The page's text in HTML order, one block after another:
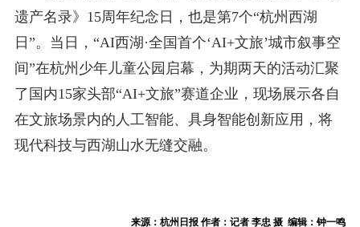
遗产名录》15周年纪念日，也是第7个“杭州西湖
日”。当日，“AI西湖·全国首个‘AI+文旅’城市叙事空
间”在杭州少年儿童公园启幕，为期两天的活动汇聚
了国内15家头部“AI+文旅”赛道企业，现场展示各自
在文旅场景内的人工智能、具身智能创新应用，将
现代科技与西湖山水无缝交融。
来源：杭州日报 作者：记者 李忠 摄 编辑：钟一鸣